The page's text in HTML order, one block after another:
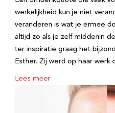
werkelijkheid kun je niet
veranderen is wat je ermee
altijd zo als je zelf middenin
ter inspiratie graag het
Esther. Zij werd op haar
Lees meer